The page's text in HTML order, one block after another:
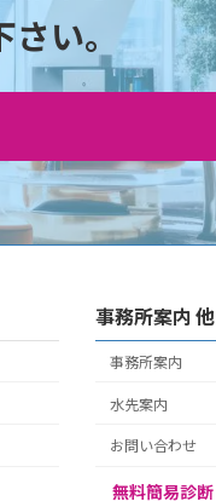
い。
事務所案内 他
事務所案内
水先案内
お問い合わせ
無料簡易診断